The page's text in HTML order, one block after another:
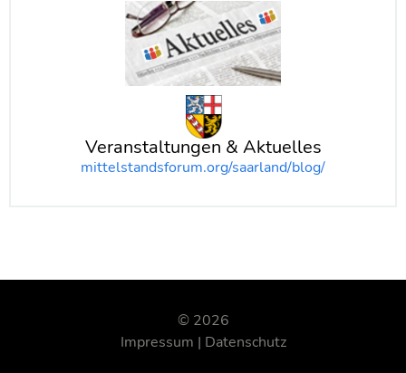
Veranstaltungen & Aktuelles
mittelstandsforum.org/saarland/blog/
© 2026
Impressum
Datenschutz